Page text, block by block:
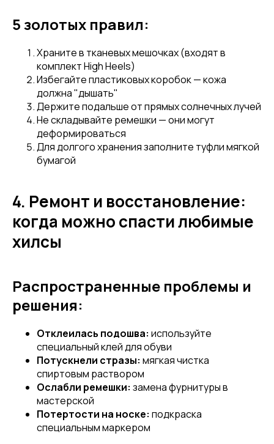
5 золотых правил:
Храните в тканевых мешочках (входят в
комплект High Heels)
Избегайте пластиковых коробок — кожа
должна "дышать"
Держите подальше от прямых солнечных лучей
Не складывайте ремешки — они могут
деформироваться
Для долгого хранения заполните туфли мягкой
бумагой
4. Ремонт и восстановление:
когда можно спасти любимые
хилсы
Распространенные проблемы и
решения:
Отклеилась подошва: используйте
специальный клей для обуви
Потускнели стразы: мягкая чистка
спиртовым раствором
Ослабли ремешки: замена фурнитуры в
мастерской
Потертости на носке: подкраска
специальным маркером